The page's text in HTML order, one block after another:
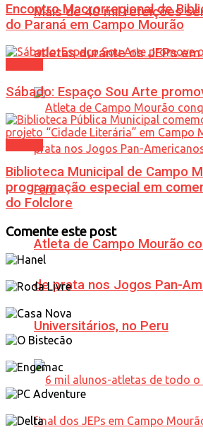
Mais de 40 mil refeições
atletas durante os JEPs
Atleta de Campo Mourão
de prata nos Jogos Pan-
Universitários, no Peru
Encontro Macrorregional de
do Paraná em Campo Mourão
Sábado: Espaço Sou Arte
Biblioteca Municipal de Campo
programação especial em
do Folclore
Comente este post